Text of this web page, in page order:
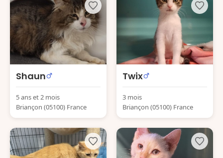
Shaun
5 ans et 2 mois
Briançon (05100) France
Twix
3 mois
Briançon (05100) France